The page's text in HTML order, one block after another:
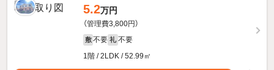
5.2万円
（管理費3,800円）
敷 不要 礼 不要
1階 / 2LDK / 52.99㎡